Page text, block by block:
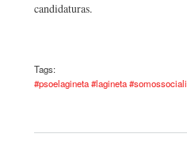
candidaturas.
Tags:
#psoelagineta #lagineta